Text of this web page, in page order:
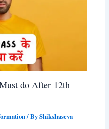
do After 12th
/ ByShikshaseva